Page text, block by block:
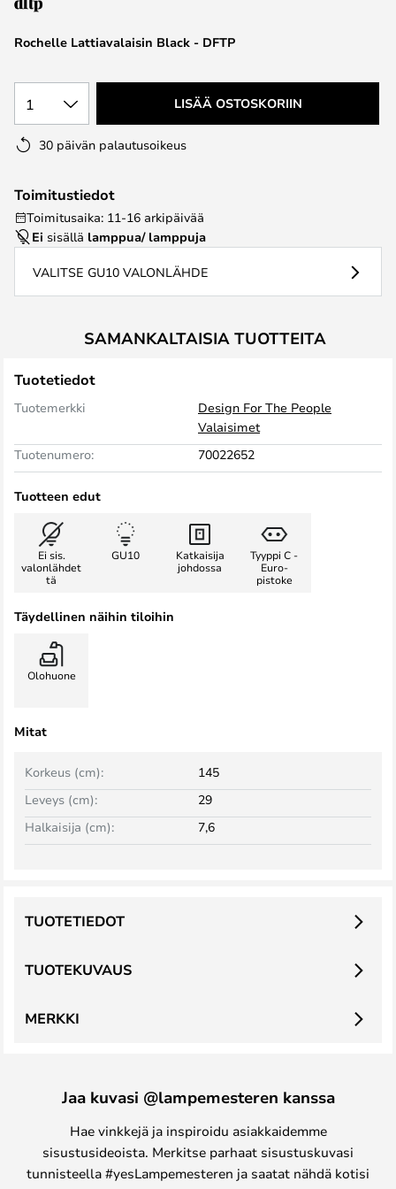
images
Rochelle Lattiavalaisin Black - DFTP
1 LISÄÄ OSTOSKORIIN
30 päivän palautusoikeus
Toimitustiedot
Toimitusaika: 11-16 arkipäivää
Ei sisällä lamppua/ lamppuja
VALITSE GU10 VALONLÄHDE
SAMANKALTAISIA TUOTTEITA
Tuotetiedot
Tuotemerkki
Design For The People
Valaisimet
Tuotenumero:
70022652
Tuotteen edut
Ei sis.
valonlähdet
tä
GU10
Katkaisija
johdossa
Tyyppi C -
Euro-
pistoke
Täydellinen näihin tiloihin
Olohuone
Mitat
Leveys (cm): 29
Korkeus (cm): 145
Halkaisija (cm): 7,6
TUOTEKUVAUS
TUOTETIEDOT
MERKKI
Jaa kuvasi @lampemesteren kanssa
Hae vinkkejä ja inspiroidu asiakkaidemme
sisustusideoista. Merkitse parhaat sisustuskuvasi
tunnisteella #yesLampemesteren ja saatat nähdä kotisi